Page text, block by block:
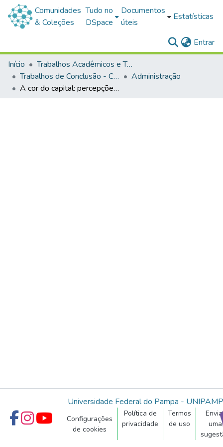
Comunidades
& Coleções
Tudo no
DSpace
Documentos
úteis
Estatísticas
Entrar
Início
Trabalhos Acadêmicos e Técnicos
Trabalhos de Conclusão - Cursos de Graduação
Administração
A cor do capital: percepções de membros da comunidade lgbtqiapn+ sobre a comercialização da pauta
Universidade Federal do Pampa -
Configurações
de cookies
Política de
privacidade
Termos
de uso
uma